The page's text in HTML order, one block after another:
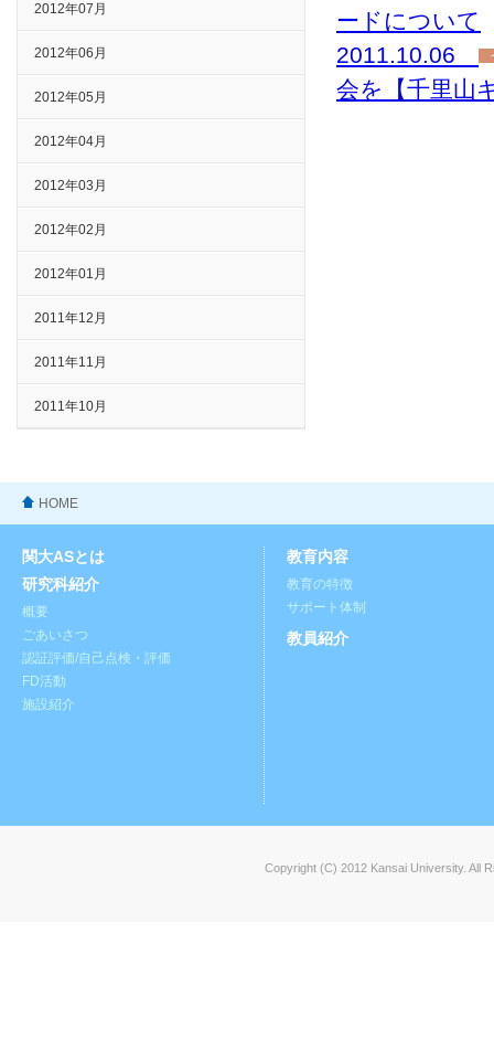
ードについて
2011.10.06
会を【千里山
2012年07月
2012年06月
2012年05月
2012年04月
2012年03月
2012年02月
2012年01月
2011年12月
2011年11月
2011年10月
HOME
関大ASとは
研究科紹介
概要
ごあいさつ
認証評価/自己点検・評価
FD活動
施設紹介
教育内容
教育の特徴
サポート体制
教員紹介
Copyright (C) 2012 Kansai University. All